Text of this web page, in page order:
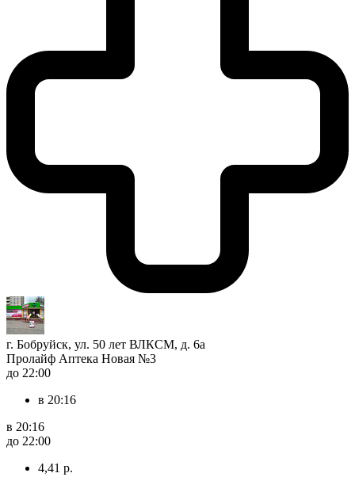
г. Бобруйск, ул. 50 лет ВЛКСМ, д. 6а
Пролайф Аптека Новая №3
до 22:00
в 20:16
в 20:16
до 22:00
4,41 р.